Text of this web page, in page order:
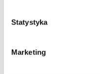
Statystyka
Marketing